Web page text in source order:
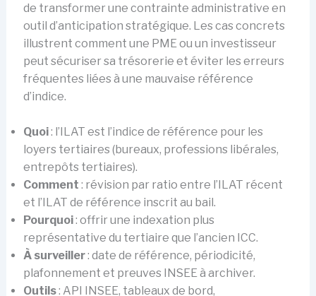
de transformer une contrainte administrative en
outil d’anticipation stratégique. Les cas concrets
illustrent comment une PME ou un investisseur
peut sécuriser sa trésorerie et éviter les erreurs
fréquentes liées à une mauvaise référence
d’indice.
Quoi: l’ILAT est l’indice de référence pour les
loyers tertiaires (bureaux, professions libérales,
entrepôts tertiaires).
Comment : révision par ratio entre l’ILAT récent
et l’ILAT de référence inscrit au bail.
Pourquoi: offrir une indexation plus
représentative du tertiaire que l’ancien ICC.
À surveiller: date de référence, périodicité,
plafonnement et preuves INSEE à archiver.
Outils: API INSEE, tableaux de bord,